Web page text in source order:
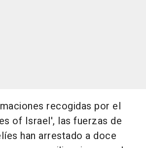
recogidas por el
of Israel', las fuerzas de
han arrestado a doce